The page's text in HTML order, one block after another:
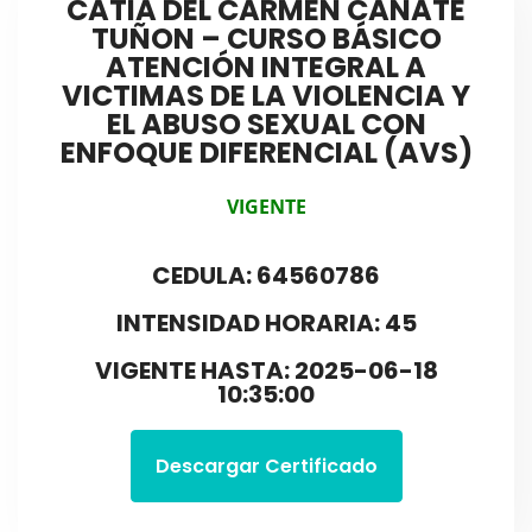
CATIA DEL CARMEN CAÑATE
TUÑON – CURSO BÁSICO
ATENCIÓN INTEGRAL A
VICTIMAS DE LA VIOLENCIA Y
EL ABUSO SEXUAL CON
ENFOQUE DIFERENCIAL (AVS)
VIGENTE
CEDULA: 64560786
INTENSIDAD HORARIA: 45
VIGENTE HASTA: 2025-06-18
10:35:00
Descargar Certificado